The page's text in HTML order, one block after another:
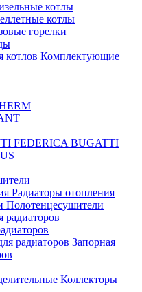
котлы
котлы
горелки
Комплектующие
FEDERICA BUGATTI
Радиаторы отопления
Полотенцесушители
Запорная
Коллекторы